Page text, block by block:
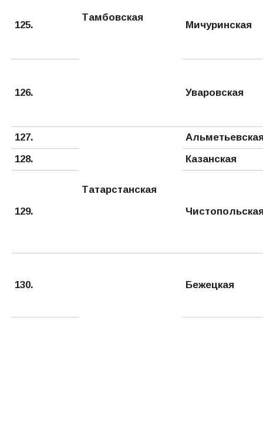
Тамбовская
125. Мичуринская
126. Уваровская
127.
Татарстанская
128.
Казанская
129.
130. Бежецкая